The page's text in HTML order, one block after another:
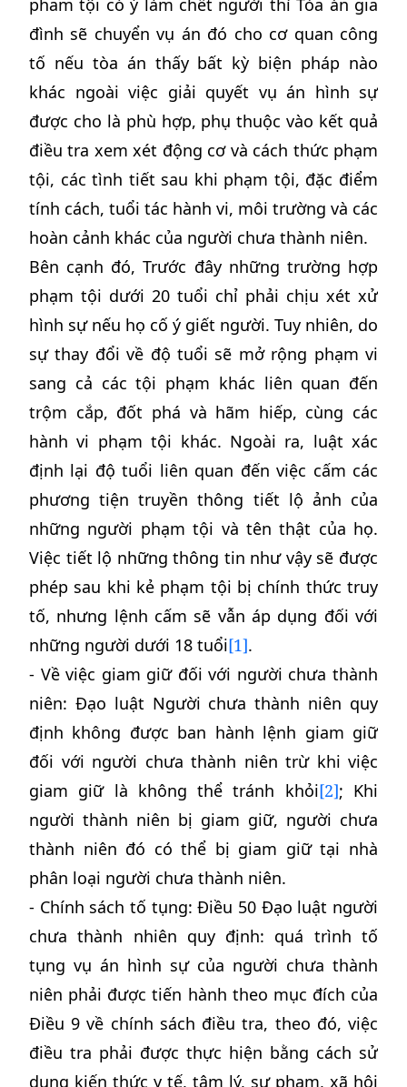
pham tội có ý làm chết người thì Tòa án gia
đình sẽ chuyển vụ án đó cho cơ quan công
tố nếu tòa án thấy bất kỳ biện pháp nào
khác ngoài việc giải quyết vụ án hình sự
được cho là phù hợp, phụ thuộc vào kết quả
điều tra xem xét động cơ và cách thức phạm
tội, các tình tiết sau khi phạm tội, đặc điểm
tính cách, tuổi tác hành vi, môi trường và các
hoàn cảnh khác của người chưa thành niên.
Bên cạnh đó, Trước đây những trường hợp
phạm tội dưới 20 tuổi chỉ phải chịu xét xử
hình sự nếu họ cố ý giết người. Tuy nhiên, do
sự thay đổi về độ tuổi sẽ mở rộng phạm vi
sang cả các tội phạm khác liên quan đến
trộm cắp, đốt phá và hãm hiếp, cùng các
hành vi phạm tội khác. Ngoài ra, luật xác
định lại độ tuổi liên quan đến việc cấm các
phương tiện truyền thông tiết lộ ảnh của
những người phạm tội và tên thật của họ.
Việc tiết lộ những thông tin như vậy sẽ được
phép sau khi kẻ phạm tội bị chính thức truy
tố, nhưng lệnh cấm sẽ vẫn áp dụng đối với
những người dưới 18 tuổi[1].
- Về việc giam giữ đối với người chưa thành
niên: Đạo luật Người chưa thành niên quy
định không được ban hành lệnh giam giữ
đối với người chưa thành niên trừ khi việc
giam giữ là không thể tránh khỏi[2]; Khi
người thành niên bị giam giữ, người chưa
thành niên đó có thể bị giam giữ tại nhà
phân loại người chưa thành niên.
- Chính sách tố tụng: Điều 50 Đạo luật người
chưa thành nhiên quy định: quá trình tố
tụng vụ án hình sự của người chưa thành
niên phải được tiến hành theo mục đích của
Điều 9 về chính sách điều tra, theo đó, việc
điều tra phải được thực hiện bằng cách sử
dụng kiến ​​thức y tế, tâm lý, sư phạm, xã hội